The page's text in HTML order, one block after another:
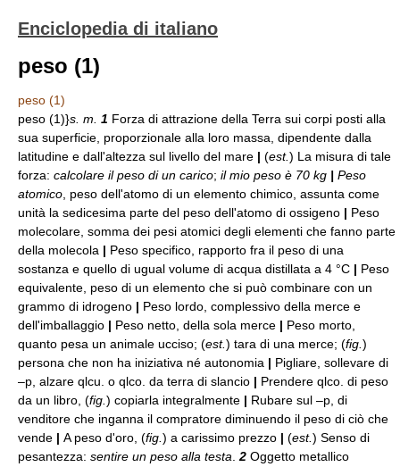
Enciclopedia di italiano
peso (1)
peso (1)
peso (1)}s. m. 1 Forza di attrazione della Terra sui corpi posti alla
sua superficie, proporzionale alla loro massa, dipendente dalla
latitudine e dall'altezza sul livello del mare | (est.) La misura di tale
forza: calcolare il peso di un carico; il mio peso è 70 kg | Peso
atomico , peso dell'atomo di un elemento chimico, assunta come
unità la sedicesima parte del peso dell'atomo di ossigeno | Peso
molecolare, somma dei pesi atomici degli elementi che fanno parte
della molecola | Peso specifico, rapporto fra il peso di una
sostanza e quello di ugual volume di acqua distillata a 4 °C | Peso
equivalente, peso di un elemento che si può combinare con un
grammo di idrogeno | Peso lordo, complessivo della merce e
dell'imballaggio | Peso netto, della sola merce | Peso morto,
quanto pesa un animale ucciso; (est.) tara di una merce; (fig. )
persona che non ha iniziativa né autonomia | Pigliare, sollevare di
–p, alzare qlcu. o qlco. da terra di slancio | Prendere qlco. di peso
da un libro, (fig. ) copiarla integralmente | Rubare sul –p, di
venditore che inganna il compratore diminuendo il peso di ciò che
vende | A peso d'oro, (fig. ) a carissimo prezzo | (est.) Senso di
pesantezza: sentire un peso alla testa 2 Oggetto metallico